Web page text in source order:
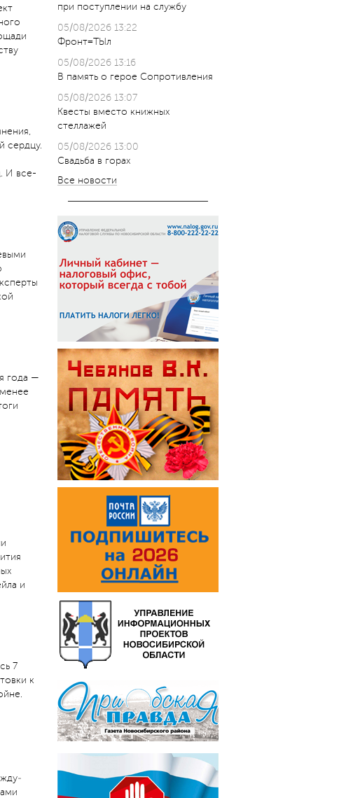
сердцу.
И все-
года —
и
7
к
при поступлении на службу
05/08/2026 13:22
Фронт=ТЫл
05/08/2026 13:16
В память о герое Сопротивления
05/08/2026 13:07
Квесты вместо книжных
стеллажей
05/08/2026 13:00
Свадьба в горах
Все новости